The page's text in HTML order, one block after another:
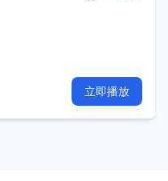
立即播放